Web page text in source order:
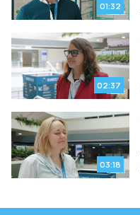
01:32
02:37
03:18